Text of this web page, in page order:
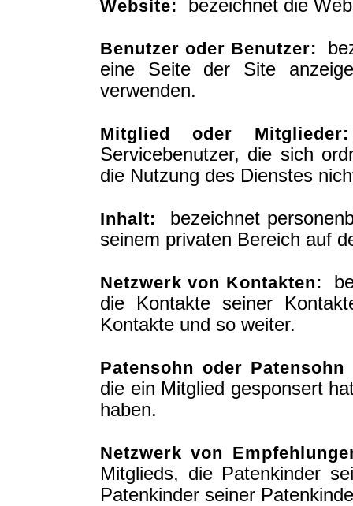
Website: bezeichnet die
Benutzer oder Benutzer:
eine Seite der Site
verwenden.
Mitglied oder Mitglieder:
Servicebenutzer, die sich
die Nutzung des Dienstes
Inhalt: bezeichnet
seinem privaten Bereich auf
Netzwerk von Kontakten:
die Kontakte seiner
Kontakte und so weiter.
Patensohn oder Patensohn
die ein Mitglied gesponsert
haben.
Netzwerk von
Mitglieds, die Patenkinder
Patenkinder seiner